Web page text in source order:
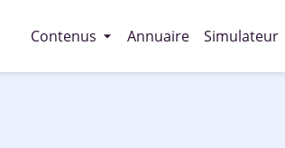
Contenus arrow_drop_down Annuaire Simulateur